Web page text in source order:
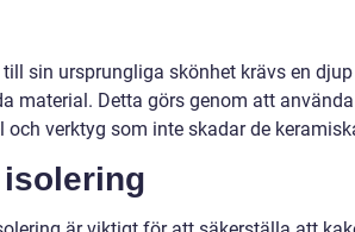
sin ursprungliga skönhet krävs en djup
material. Detta görs genom att använda
verktyg som inte skadar de